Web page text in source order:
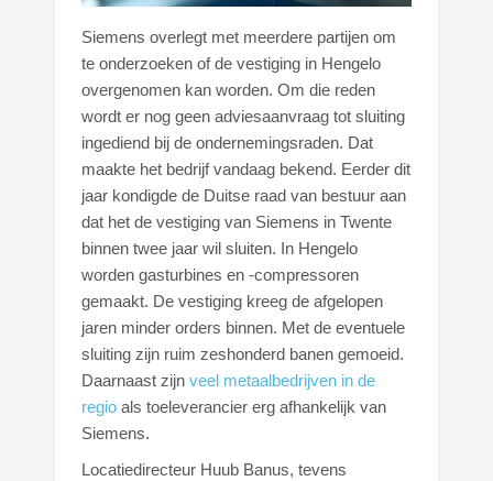
Siemens overlegt met meerdere partijen om
te onderzoeken of de vestiging in Hengelo
overgenomen kan worden. Om die reden
wordt er nog geen adviesaanvraag tot sluiting
ingediend bij de ondernemingsraden. Dat
maakte het bedrijf vandaag bekend. Eerder dit
jaar kondigde de Duitse raad van bestuur aan
dat het de vestiging van Siemens in Twente
binnen twee jaar wil sluiten. In Hengelo
worden gasturbines en -compressoren
gemaakt. De vestiging kreeg de afgelopen
jaren minder orders binnen. Met de eventuele
sluiting zijn ruim zeshonderd banen gemoeid.
Daarnaast zijnveel metaalbedrijven in de
regio als toeleverancier erg afhankelijk van
Siemens.
Locatiedirecteur Huub Banus, tevens